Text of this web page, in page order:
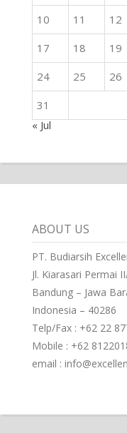
10
11 12
17
18 19
24
25 26
31
« Jul
ABOUT US
PT. Budiarsih
Jl. Kiarasari Permai
Bandung – Jawa
Indonesia – 40286
Telp/Fax : +62 22
Mobile : +62
email :